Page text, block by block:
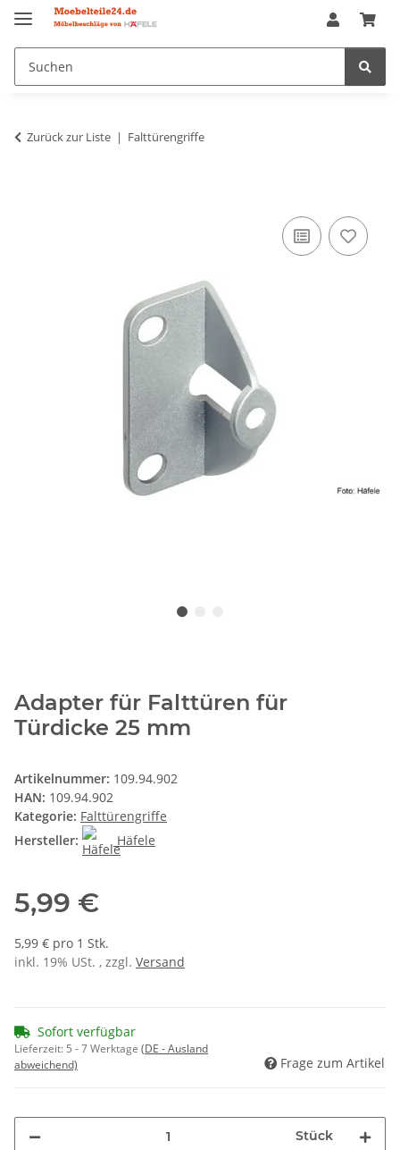
Zurück zur Liste Falttürengriffe
Adapter für Falttüren für
Türdicke 25 mm
Artikelnummer: 109.94.902
HAN: 109.94.902
Kategorie: Falttürengriffe
Hersteller:
Häfele
5,99 €
5,99 € pro 1 Stk.
inkl. 19% USt. , zzgl. Versand
Sofort verfügbar
Lieferzeit: 5 - 7 Werktage (DE - Ausland
abweichend)
Frage zum Artikel
Stück